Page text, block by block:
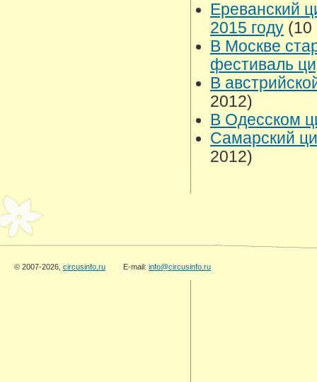
Ереванский
2015 году (10
В Москве
фестиваль
В
2012)
В Одесском
Самарский
2012)
© 2007-2026, circusinfo.ru E-mail: info@circusinfo.ru